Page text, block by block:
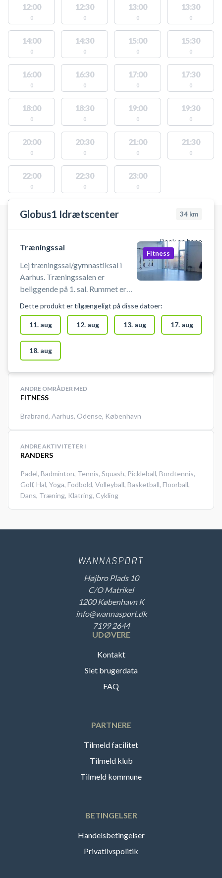
12:00
0
12:30
0
13:00
0
13:30
0
14:00
0
14:30
0
15:00
0
15:30
0
16:00
0
16:30
0
17:00
0
17:30
0
18:00
0
18:30
0
19:00
0
19:30
0
20:00
0
20:30
0
21:00
0
21:30
0
22:00
0
22:30
0
23:00
0
STEDER MED LEDIGE AKTIVITETER
Globus1 Idrætscenter 34 km
Book en bane
Træningssal
Lej træningssal/gymnastiksal i
Aarhus. Træningssalen er
beliggende på 1. sal. Rummet er
medbringe udstyr. Boldspil er ikke
tilladt. Man skal bruge indendørs
sko. Anlægget er bemandet.
Fitness
Dette produkt er tilgængeligt på disse datoer:
11. aug 12. aug 13. aug 17. aug
18. aug
ANDRE OMRÅDER MED
FITNESS
Brabrand, Aarhus, Odense, København
ANDRE AKTIVITETER I
RANDERS
Padel, Badminton, Tennis, Squash, Pickleball, Bordtennis,
Golf, Hal, Yoga, Fodbold, Volleyball, Basketball, Floorball,
Dans, Træning, Klatring, Cykling
Højbro Plads 10
C/O Matrikel
1200 København K
info@wannasport.dk
7199 2644
UDØVERE
Kontakt
Slet brugerdata
FAQ
PARTNERE
Tilmeld facilitet
Tilmeld klub
Tilmeld kommune
BETINGELSER
Handelsbetingelser
Privatlivspolitik